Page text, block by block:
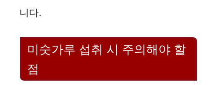
니다.
미숫가루 섭취 시 주의해야 할
점